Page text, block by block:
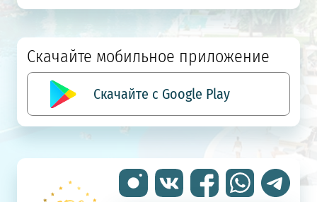
Скачайте мобильное приложение
Скачайте с Google Play